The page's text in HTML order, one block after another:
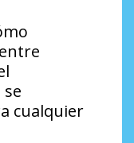
cualquier